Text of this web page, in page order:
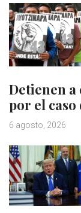
Detienen
por el caso
6 agosto, 2026